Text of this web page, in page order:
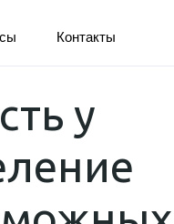
Контакты
у